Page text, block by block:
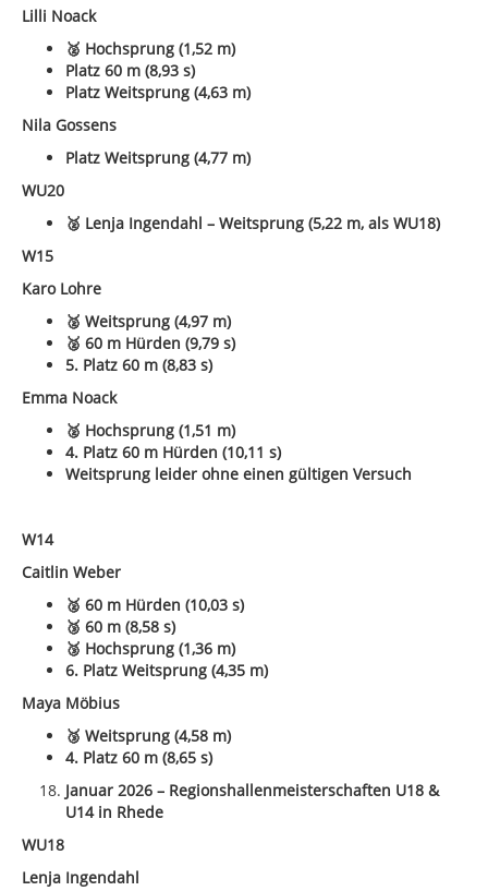
Lilli Noack
🥈 Hochsprung (1,52 m)
Platz 60 m (8,93 s)
Platz Weitsprung (4,63 m)
Nila Gossens
Platz Weitsprung (4,77 m)
WU20
🥈 Lenja Ingendahl – Weitsprung (5,22 m, als WU18)
W15
Karo Lohre
🥈 Weitsprung (4,97 m)
🥈 60 m Hürden (9,79 s)
5. Platz 60 m (8,83 s)
Emma Noack
🥈 Hochsprung (1,51 m)
4. Platz 60 m Hürden (10,11 s)
Weitsprung leider ohne einen gültigen Versuch
W14
Caitlin Weber
🥈 60 m Hürden (10,03 s)
🥉 60 m (8,58 s)
🥉 Hochsprung (1,36 m)
6. Platz Weitsprung (4,35 m)
Maya Möbius
🥉 Weitsprung (4,58 m)
4. Platz 60 m (8,65 s)
Januar 2026 – Regionshallenmeisterschaften U18 &
U14 in Rhede
WU18
Lenja Ingendahl